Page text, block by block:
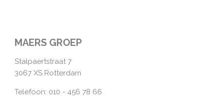
MAERS GROEP
Stalpaertstraat 7
3067 XS Rotterdam
Telefoon: 010 - 456 78 66